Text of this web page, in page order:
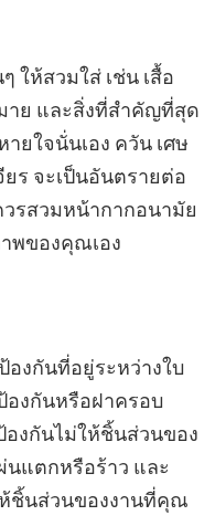
ให้สวมใส่ เช่น เสื้อ
ย และสิ่งที่สำคัญที่สุด
ยใจนั่นเอง ควัน เศษ
ร จะเป็นอันตรายต่อ
พของคุณเอง
องกันที่อยู่ระหว่างใบ
องกันหรือฝาครอบ
งกันไม่ให้ชิ้นส่วนของ